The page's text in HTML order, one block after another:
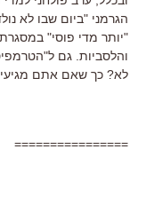
הגרמני "ביום שבו לא
"יותר מדי פוסי"
והלסביות. גם
לא? כך שאם אתם
================